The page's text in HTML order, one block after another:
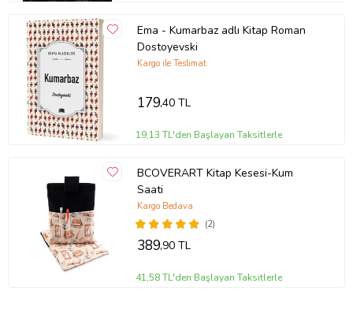
Ema - Kumarbaz adlı Kitap Roman
Dostoyevski
Kargo ile Teslimat
179,40 TL
19,13 TL'den Başlayan Taksitlerle
BCOVERART Kitap Kesesi-Kum
Saati
(2)
Kargo Bedava
389,90 TL
41,58 TL'den Başlayan Taksitlerle